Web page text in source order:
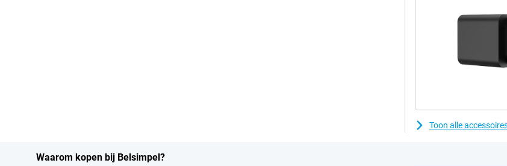
Toon alle
Waarom kopen bij Belsimpel?